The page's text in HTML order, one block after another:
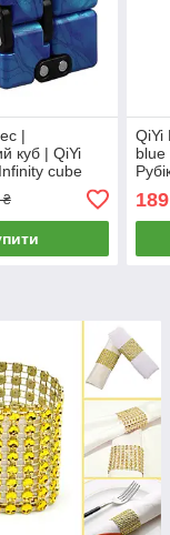
|
куб | QiYi
cube
₴
QiYi
blue
189